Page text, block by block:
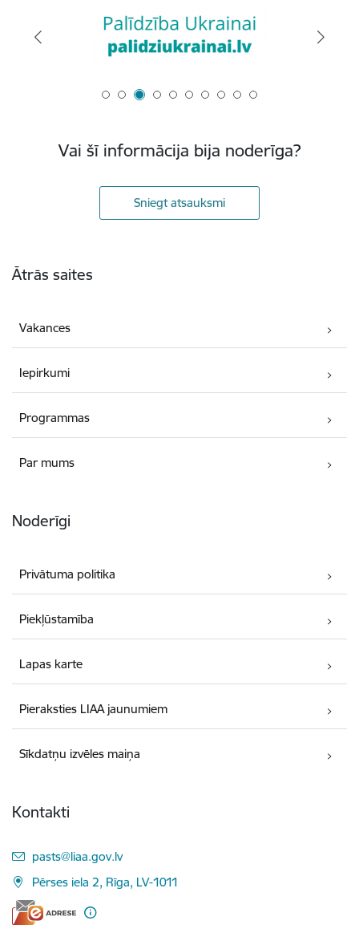
Vai šī informācija bija noderīga?
Sniegt atsauksmi
Ātrās saites
Vakances
Iepirkumi
Programmas
Par mums
Noderīgi
Privātuma politika
Piekļūstamība
Lapas karte
Pieraksties LIAA jaunumiem
Sīkdatņu izvēles maiņa
Kontakti
E-pasts:
pasts@liaa.gov.lv
Pērses iela 2, Rīga, LV-1011